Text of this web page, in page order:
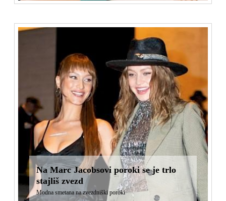
Na Marc Jacobsovi poroki se je trlo
stajliš zvezd
Modna smetana na zvezdniški poroki